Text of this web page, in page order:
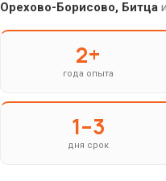
Орехово-Борисово, Битца
2+
года опыта
1–3
дня срок